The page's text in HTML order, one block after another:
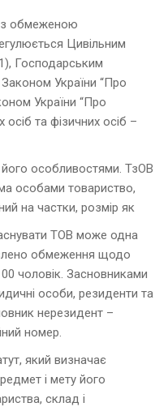
з обмеженою
Цивільним
Господарським
України “Про
України “Про
та фізичних осіб –
особливостями. ТзОВ
особами товариство,
на частки, розмір як
ТОВ може одна
обмеження щодо
чоловік. Засновниками
особи, резиденти та
нерезидент –
номер.
який визначає
і мету його
склад і